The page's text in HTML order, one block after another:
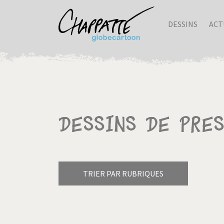
DESSINS
Dessins de
TRIER PAR RUBRIQUES